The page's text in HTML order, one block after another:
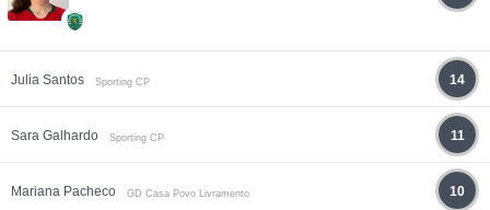
Julia Santos Sporting CP 14
Sara Galhardo Sporting CP 11
Mariana Pacheco GD Casa Povo Livramento 10